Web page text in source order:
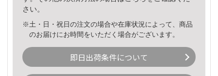
さい。
※土・日・祝日の注文の場合や在庫状況によって、商品
のお届けにお時間をいただく場合がございます。
即日出荷条件について